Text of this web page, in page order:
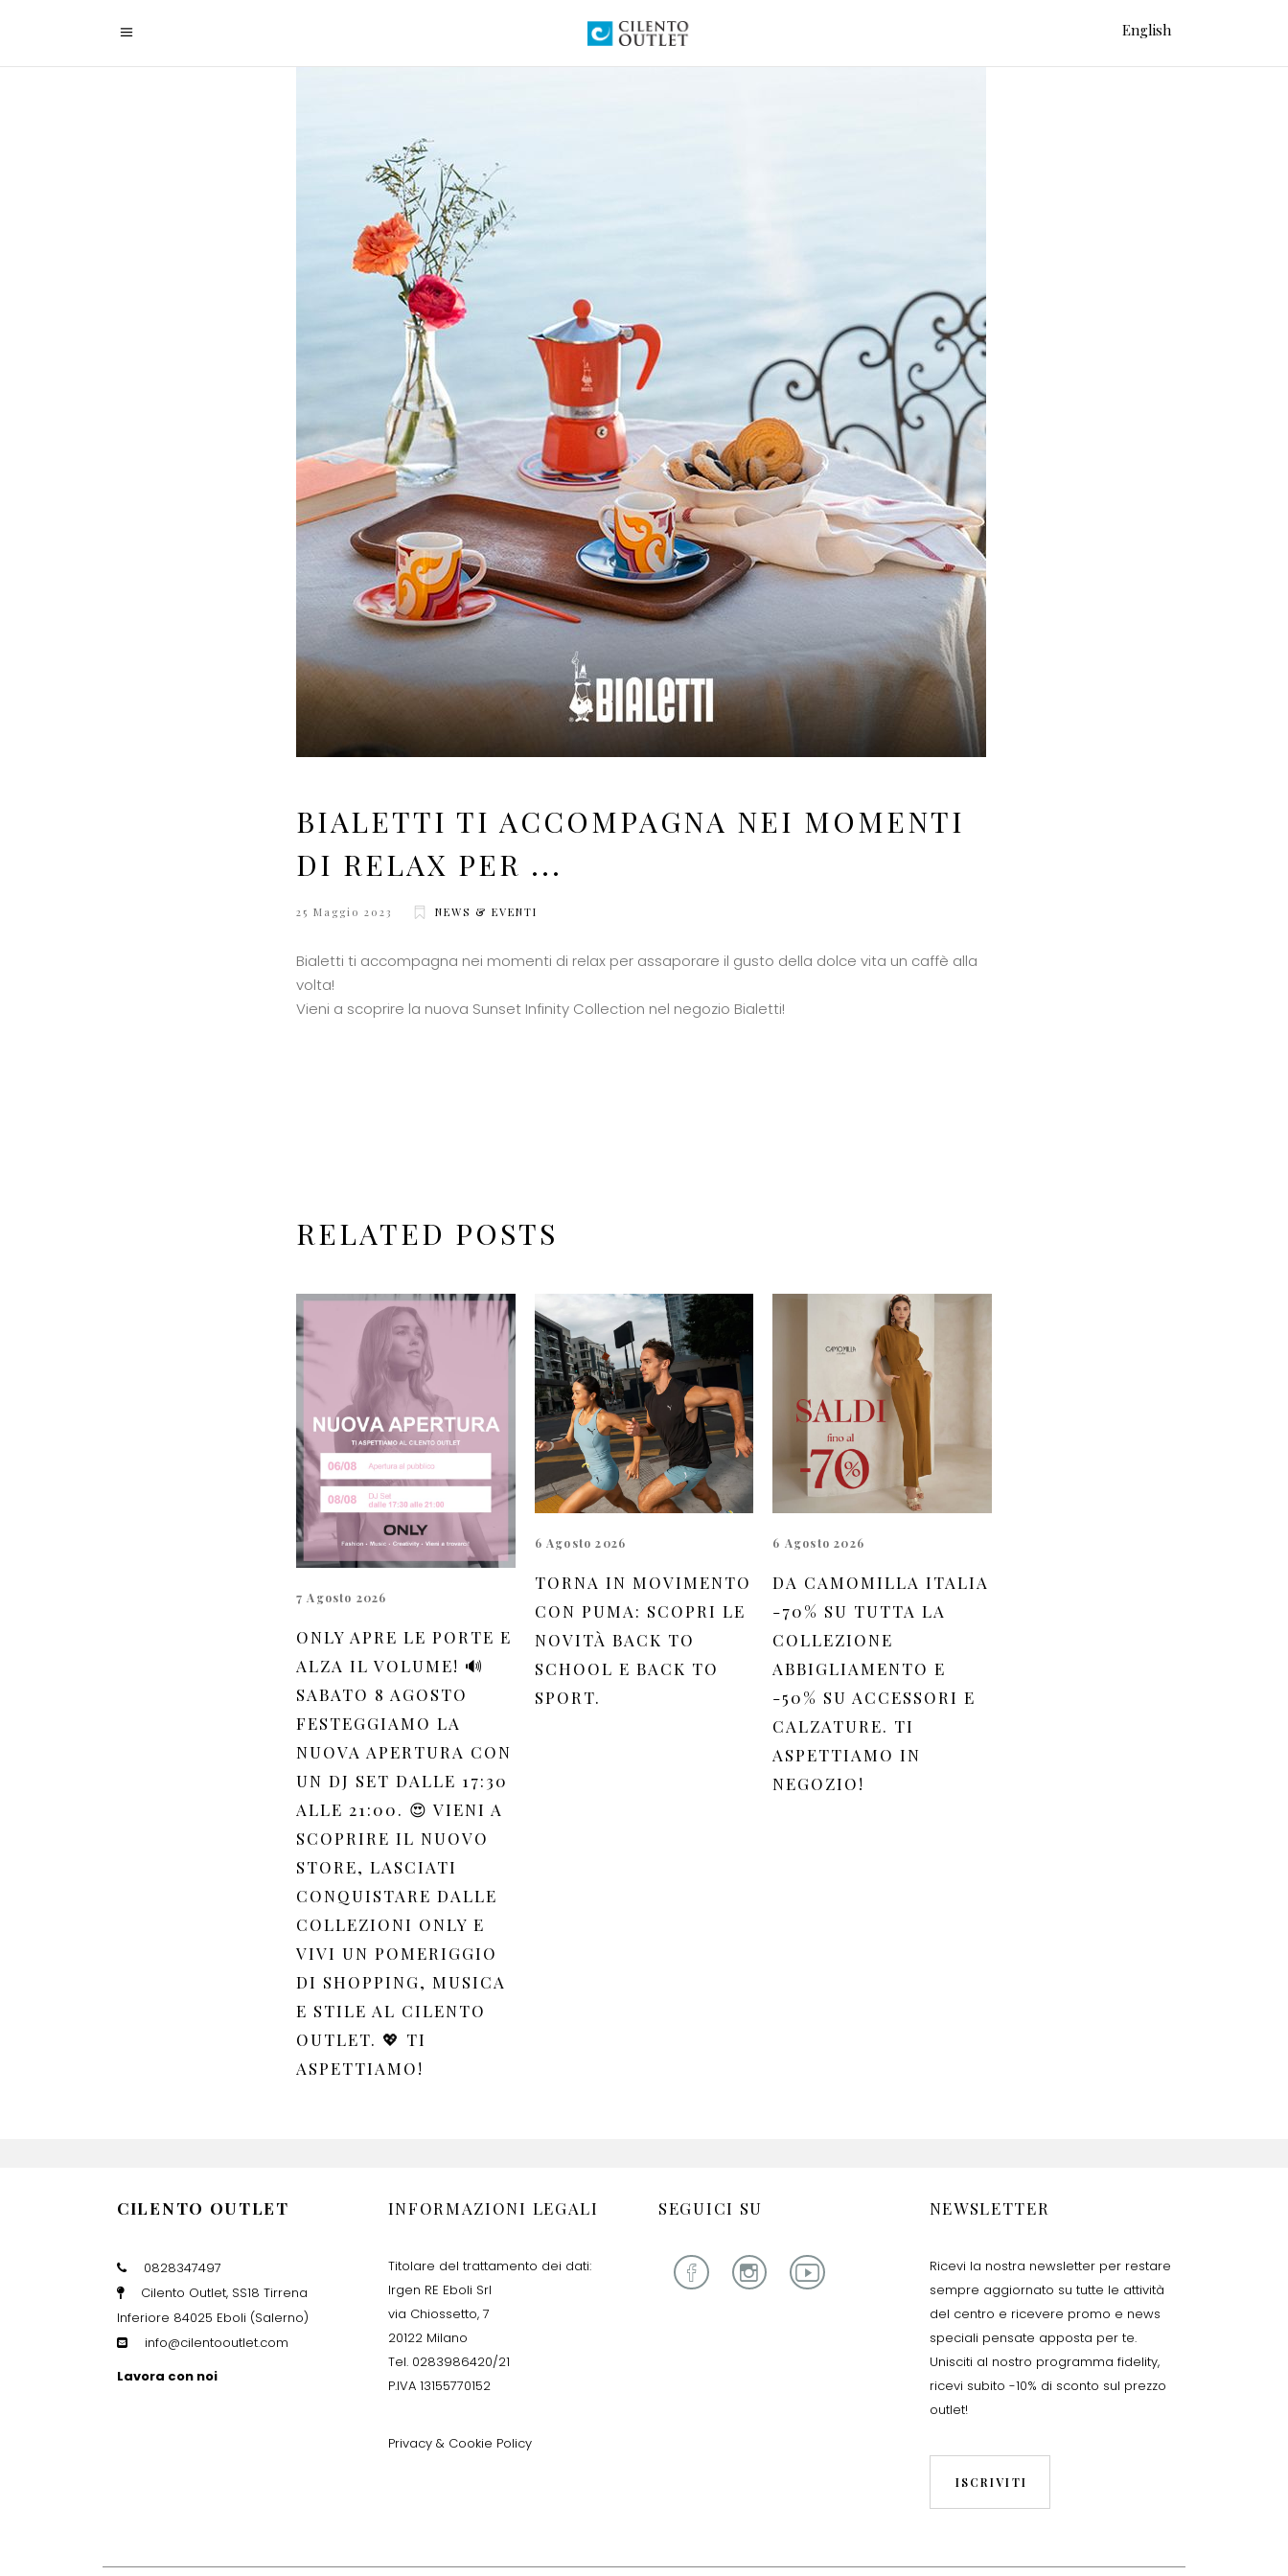
English
BIALETTI TI ACCOMPAGNA NEI MOMENTI
DI RELAX PER ...
25 Maggio 2023 NEWS & EVENTI
Bialetti ti accompagna nei momenti di relax per assaporare il gusto della dolce vita un caffè alla
volta!
Vieni a scoprire la nuova Sunset Infinity Collection nel negozio Bialetti!
RELATED POSTS
7 Agosto 2026
ONLY APRE LE PORTE E
ALZA IL VOLUME! 🔊
SABATO 8 AGOSTO
FESTEGGIAMO LA
NUOVA APERTURA CON
UN DJ SET DALLE 17:30
ALLE 21:00. 😍 VIENI A
SCOPRIRE IL NUOVO
STORE, LASCIATI
CONQUISTARE DALLE
COLLEZIONI ONLY E
VIVI UN POMERIGGIO
DI SHOPPING, MUSICA
E STILE AL CILENTO
OUTLET. 💖 TI
ASPETTIAMO!
6 Agosto 2026
TORNA IN MOVIMENTO
CON PUMA: SCOPRI LE
NOVITÀ BACK TO
SCHOOL E BACK TO
SPORT.
6 Agosto 2026
DA CAMOMILLA ITALIA
-70% SU TUTTA LA
COLLEZIONE
ABBIGLIAMENTO E
-50% SU ACCESSORI E
CALZATURE. TI
ASPETTIAMO IN
NEGOZIO!
CILENTO OUTLET
0828347497
Cilento Outlet, SS18 Tirrena
Inferiore 84025 Eboli (Salerno)
info@cilentooutlet.com
Lavora con noi
INFORMAZIONI LEGALI
Titolare del trattamento dei dati:
Irgen RE Eboli Srl
via Chiossetto, 7
20122 Milano
Tel. 0283986420/21
P.IVA 13155770152
Privacy & Cookie Policy
SEGUICI SU NEWSLETTER
Ricevi la nostra newsletter per restare
sempre aggiornato su tutte le attività
del centro e ricevere promo e news
speciali pensate apposta per te.
Unisciti al nostro programma fidelity,
ricevi subito -10% di sconto sul prezzo
outlet!
ISCRIVITI